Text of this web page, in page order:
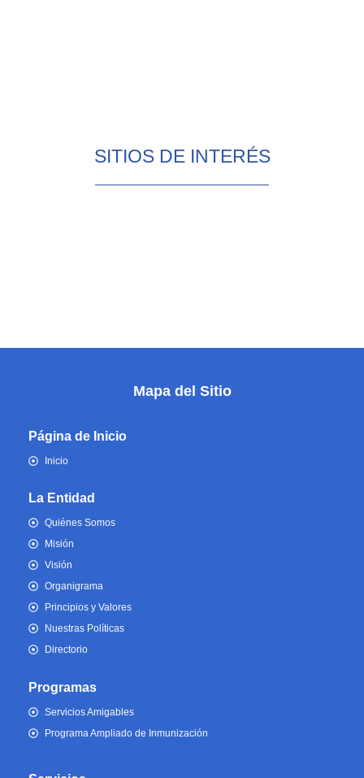
SITIOS DE INTERÉS
Mapa del Sitio
Página de Inicio
Inicio
La Entidad
Quiénes Somos
Misión
Visión
Organigrama
Principios y Valores
Nuestras Políticas
Directorio
Programas
Servicios Amigables
Programa Ampliado de Inmunización